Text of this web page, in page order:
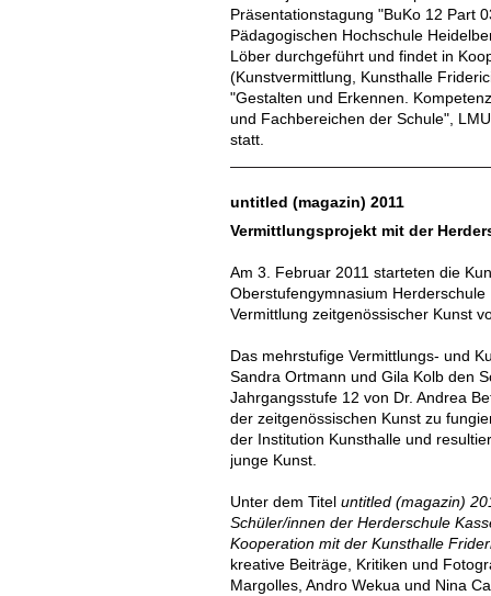
Präsentationstagung "BuKo 12 Part
Pädagogischen Hochschule
Löber durchgeführt und findet in
(Kunstvermittlung, Kunsthalle
"Gestalten und Erkennen.
und Fachbereichen der Schule",
statt.
untitled (magazin) 2011
Vermittlungsprojekt mit der
Am 3. Februar 2011 starteten die
Oberstufengymnasium
Vermittlung zeitgenössischer Kunst
Das mehrstufige Vermittlungs- und
Sandra Ortmann und Gila Kolb den
Jahrgangsstufe 12 von Dr. Andrea
der zeitgenössischen Kunst zu
der Institution Kunsthalle und
junge Kunst.
Unter dem Titel untitled (magazin)
Schüler/innen der Herderschule
Kooperation mit der Kunsthalle
kreative Beiträge, Kritiken und
Margolles, Andro Wekua und Nina